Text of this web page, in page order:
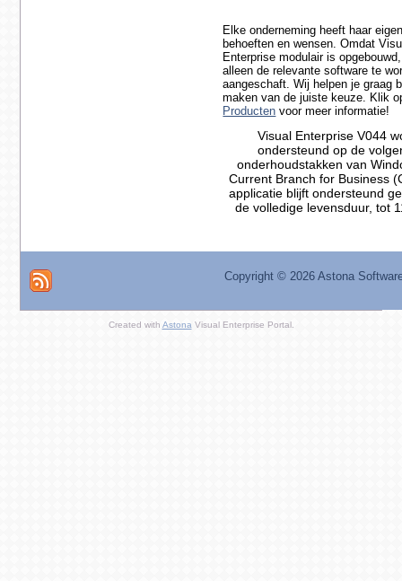
Elke onderneming heeft haar
behoeften en wensen. Omdat
Enterprise modulair is
alleen de relevante software te
aangeschaft. Wij helpen je graag
maken van de juiste keuze. Klik
Producten voor meer informatie!
Visual Enterprise V044
ondersteund op de
onderhoudstakken van
Current Branch for Business
applicatie blijft ondersteund
de volledige levensduur, tot
Copyright © 2026 Astona
Created with Astona Visual Enterprise Portal.